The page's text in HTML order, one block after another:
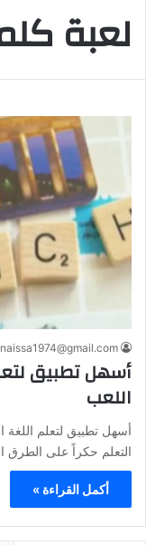
لعبة
أسهل تطبيق
اللعب
أسهل تطبيق لتعلم اللغة
التعلم حكراً على الطرق
أكمل القراءة »